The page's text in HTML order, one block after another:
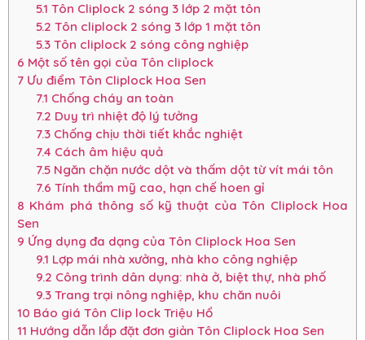
5.1 Tôn Cliplock 2 sóng 3 lớp 2 mặt tôn
5.2 Tôn cliplock 2 sóng 3 lớp 1 mặt tôn
5.3Tôn cliplock 2 sóng công nghiệp
6 Một số tên gọi của Tôn cliplock
7 Ưu điểm Tôn Cliplock Hoa Sen
7.1 Chống cháy an toàn
7.2 Duy trì nhiệt độ lý tưởng
7.3Chống chịu thời tiết khắc nghiệt
7.4 Cách âm hiệu quả
7.5Ngăn chặn nước dột và thấm dột từ vít mái tôn
7.6 Tính thẩm mỹ cao, hạn chế hoen gỉ
8 Khám phá thông số kỹ thuật của Tôn Cliplock Hoa
Sen
9 Ứng dụng đa dạng của Tôn Cliplock Hoa Sen
9.1 Lợp mái nhà xưởng, nhà kho công nghiệp
9.2 Công trình dân dụng: nhà ở, biệt thự, nhà phố
9.3Trang trại nông nghiệp, khu chăn nuôi
10 Báo giá Tôn Clip lock Triệu Hổ
11 Hướng dẫn lắp đặt đơn giản Tôn Cliplock Hoa Sen